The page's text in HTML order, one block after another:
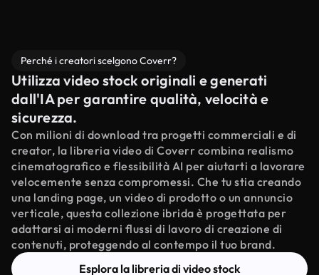
Perché i creatori scelgono Coverr?
Utilizza video stock originali e generati
dall'IA per garantire qualità, velocità e
sicurezza.
Con milioni di download tra progetti commerciali e di
creator, la libreria video di Coverr combina realismo
cinematografico e flessibilità AI per aiutarti a lavorare
velocemente senza compromessi. Che tu stia creando
una landing page, un video di prodotto o un annuncio
verticale, questa collezione ibrida è progettata per
adattarsi ai moderni flussi di lavoro di creazione di
contenuti, proteggendo al contempo il tuo brand.
Esplora la libreria di video stock